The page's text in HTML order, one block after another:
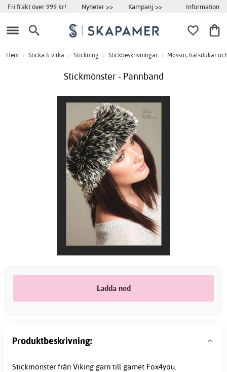
Fri frakt över 999 kr! Nyheter >> Kampanj >> Information
Hem > Sticka & virka > Stickning > Stickbeskrivningar > Mössor, halsdukar
Stickmönster - Pannband
Ladda ned
Produktbeskrivning:
Stickmönster från Viking garn till garnet Fox4you.